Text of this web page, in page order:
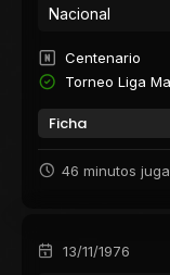
Nacional
Centenario
Torneo Liga
Ficha
46 minutos
13/11/1976